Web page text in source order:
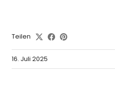
Teilen
16. Juli 2025